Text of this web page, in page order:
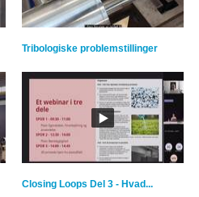
Tribologiske problemstillinger
Closing Loops Del 3 - Hvad...